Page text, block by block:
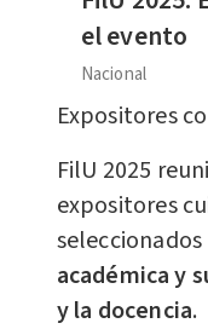
el evento
Nacional
Expositores
FilU 2025
expositores
académica y
y la docencia.